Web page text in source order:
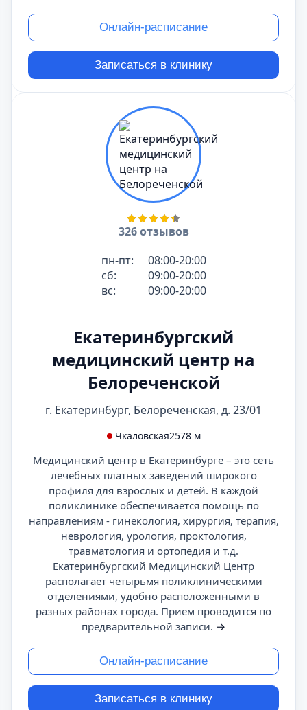
Онлайн-расписание
Записаться в клинику
326 отзывов
пн-пт:
08:00-20:00
сб:
09:00-20:00
вс:
09:00-20:00
Екатеринбургский
медицинский центр на
Белореченской
г. Екатеринбург, Белореченская, д. 23/01
Чкаловская2578 м
Медицинский центр в Екатеринбурге – это сеть
лечебных платных заведений широкого
профиля для взрослых и детей. В каждой
поликлинике обеспечивается помощь по
направлениям - гинекология, хирургия, терапия,
неврология, урология, проктология,
травматология и ортопедия и т.д.
Екатеринбургский Медицинский Центр
располагает четырьмя поликлиническими
отделениями, удобно расположенными в
разных районах города. Прием проводится по
предварительной записи. →
Онлайн-расписание
Записаться в клинику